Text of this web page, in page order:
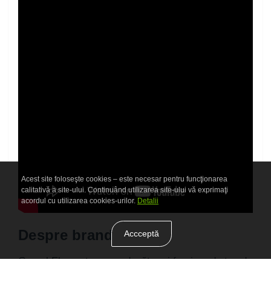
Despre brand
Grupul Elan este un producător și furnizor de top de
Acest site foloseşte cookies – este necesar pentru funcţionarea
calitativă a site-ului. Continuând utilizarea site-ului vă exprimaţi
acordul cu utilizarea cookies-urilor. Detalii
Accceptă